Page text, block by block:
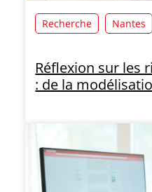
Recherche Nantes
Réflexion sur les
: de la